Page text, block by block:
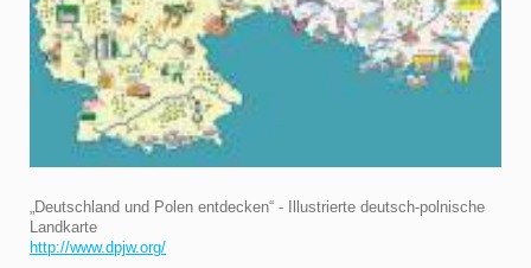
„Deutschland und Polen entdecken“ - Illustrierte deutsch-polnische
Landkarte
http://www.dpjw.org/